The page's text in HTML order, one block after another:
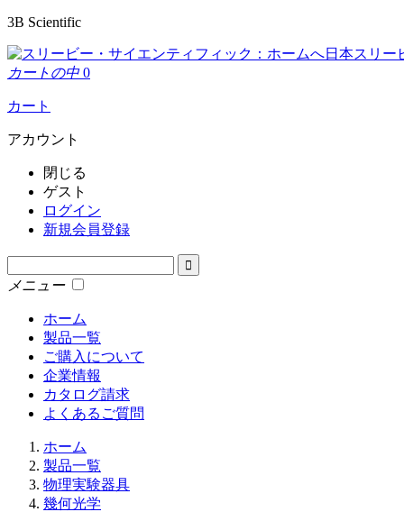
3B Scientific
日本スリー
カートの中 0
カート
アカウント
閉じる
ゲスト
ログイン
新規会員登録
メニュー
ホーム
製品一覧
ご購入について
企業情報
カタログ請求
よくあるご質問
ホーム
製品一覧
物理実験器具
幾何光学